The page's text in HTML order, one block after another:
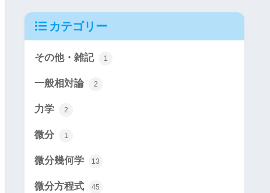
カテゴリー
その他・雑記 1
一般相対論 2
力学 2
微分 1
微分幾何学 13
微分方程式 45